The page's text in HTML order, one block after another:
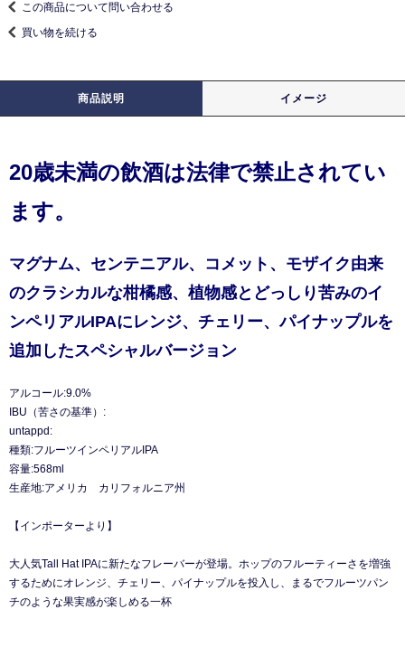
この商品について問い合わせる
買い物を続ける
商品説明 イメージ
20歳未満の飲酒は法律で禁止されてい
ます。
マグナム、センテニアル、コメット、モザイク由来
のクラシカルな柑橘感、植物感とどっしり苦みのイ
ンペリアルIPAにレンジ、チェリー、パイナップルを
追加したスペシャルバージョン
アルコール:9.0%
IBU（苦さの基準）:
untappd:
種類:フルーツインペリアルIPA
容量:568ml
生産地:アメリカ カリフォルニア州
【インポーターより】
大人気Tall Hat IPAに新たなフレーバーが登場。ホップのフルーティーさを増強
するためにオレンジ、チェリー、パイナップルを投入し、まるでフルーツパン
チのような果実感が楽しめる一杯